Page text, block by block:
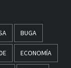
BUGA
ECONOMÍA